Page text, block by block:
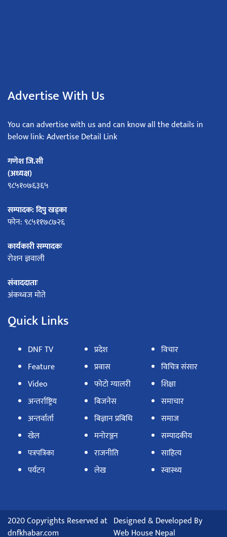
Advertise With Us
You can advertise with us and can know all the details in
below link: Advertise Detail Link
गणेश जि.सी
(अध्यक्ष)
९८५१०७६३६५
सम्पादक: दिपु खड्का
फोन: ९८५११७८७२६
कार्यकारी सम्पादकः
रोशन ज्ञवाली
संवाददाताः
अंकध्वज मोते
Quick Links
DNF TV
Feature
Video
अन्तर्राष्ट्रिय
अन्तर्वार्ता
खेल
पत्रपत्रिका
पर्यटन
प्रदेश
प्रवास
फोटो ग्यालरी
बिजनेस
बिज्ञान प्रबिधि
मनोरञ्जन
राजनीति
लेख
विचार
विचित्र संसार
शिक्षा
समाचार
समाज
सम्पादकीय
साहित्य
स्वास्थ्य
2020 Copyrights Reserved at
dnfkhabar.com
Designed & Developed By
Web House Nepal